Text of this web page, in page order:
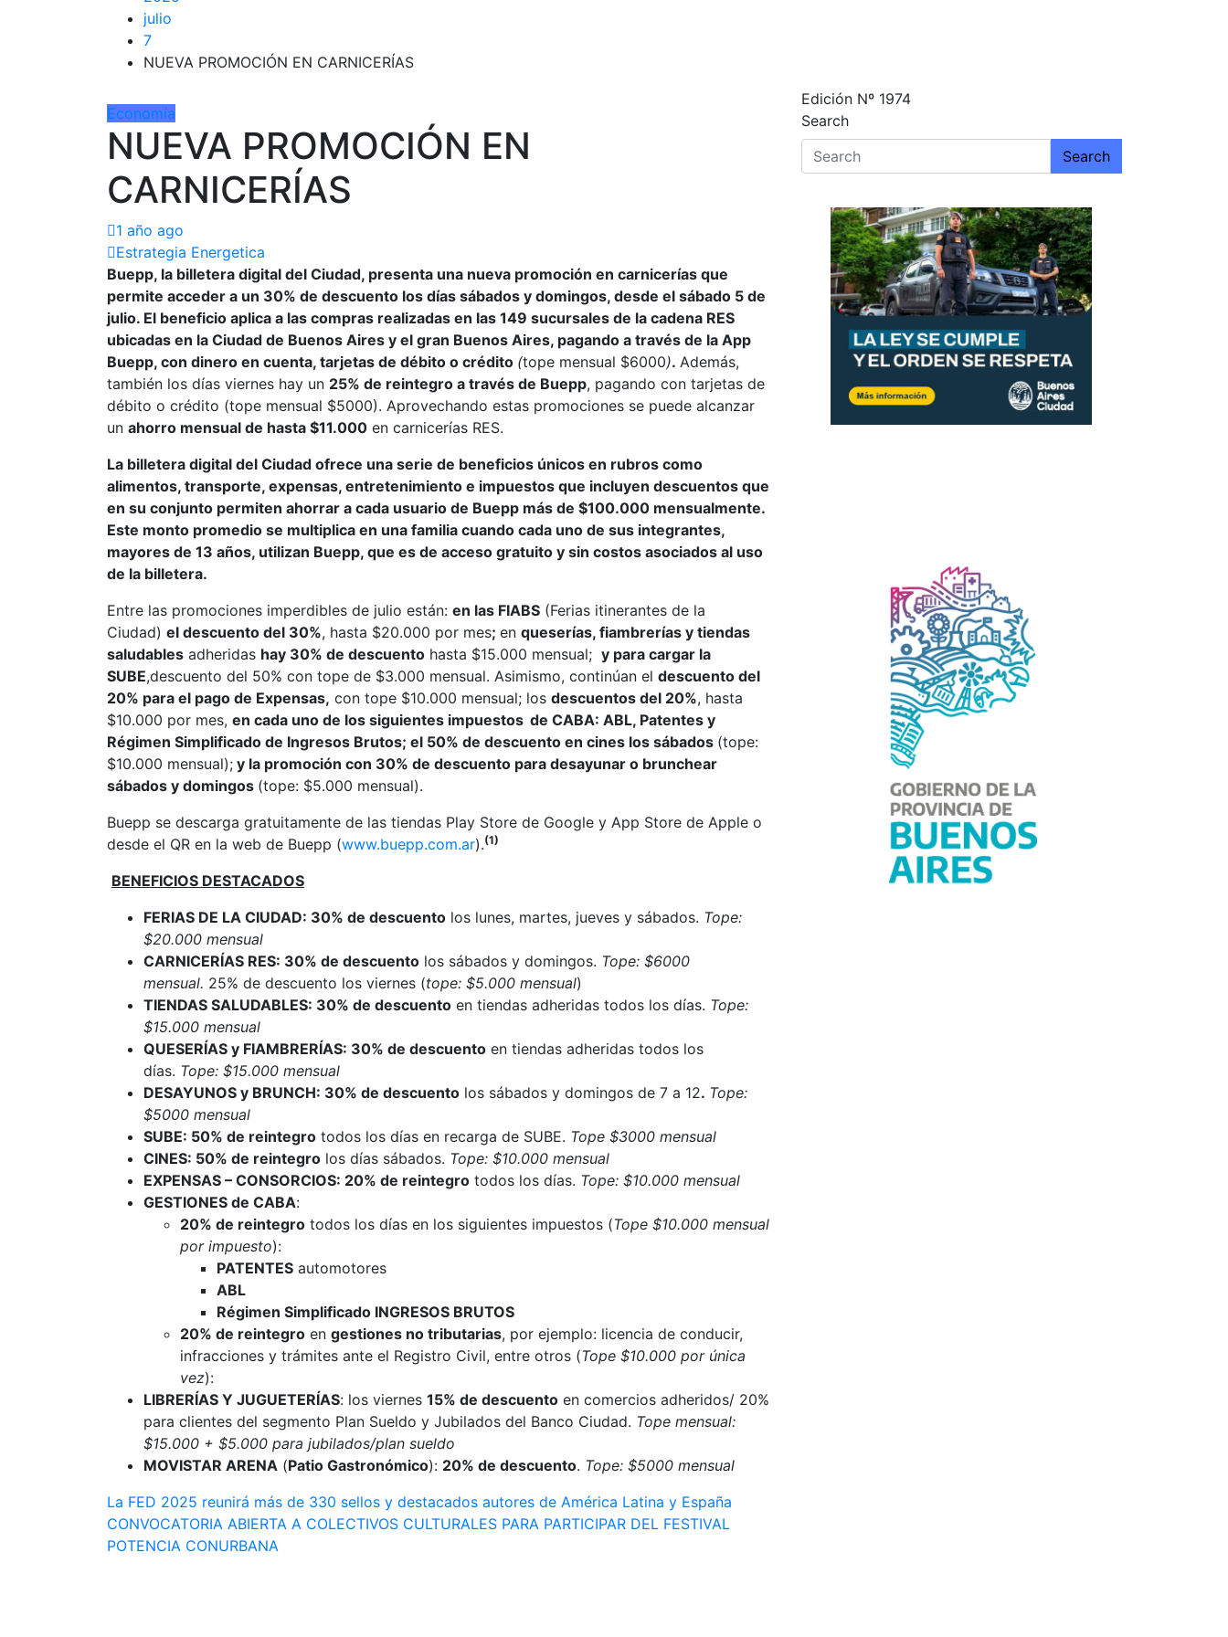
julio
7
NUEVA PROMOCIÓN EN CARNICERÍAS
Economía
NUEVA PROMOCIÓN EN
CARNICERÍAS
1 año ago
Estrategia Energetica
Buepp, la billetera digital del Ciudad, presenta una nueva promoción en carnicerías que
permite acceder a un 30% de descuento los días sábados y domingos, desde el sábado 5 de
julio. El beneficio aplica a las compras realizadas en las 149 sucursales de la cadena RES
ubicadas en la Ciudad de Buenos Aires y el gran Buenos Aires, pagando a través de la App
Buepp, con dinero en cuenta, tarjetas de débito o crédito (tope mensual $6000). Además,
también los días viernes hay un 25% de reintegro a través de Buepp, pagando con tarjetas de
débito o crédito (tope mensual $5000). Aprovechando estas promociones se puede alcanzar
un ahorro mensual de hasta $11.000 en carnicerías RES.
La billetera digital del Ciudad ofrece una serie de beneficios únicos en rubros como
alimentos, transporte, expensas, entretenimiento e impuestos que incluyen descuentos que
en su conjunto permiten ahorrar a cada usuario de Buepp más de $100.000 mensualmente.
Este monto promedio se multiplica en una familia cuando cada uno de sus integrantes,
mayores de 13 años, utilizan Buepp, que es de acceso gratuito y sin costos asociados al uso
de la billetera.
Entre las promociones imperdibles de julio están: en las FIABS (Ferias itinerantes de la
Ciudad) el descuento del 30%, hasta $20.000 por mes; en queserías, fiambrerías y tiendas
saludables adheridas hay 30% de descuento hasta $15.000 mensual; y para cargar la
SUBE,descuento del 50% con tope de $3.000 mensual. Asimismo, continúan el descuento del
20% para el pago de Expensas, con tope $10.000 mensual; los descuentos del 20%, hasta
$10.000 por mes, en cada uno de los siguientes impuestos de CABA: ABL, Patentes y
Régimen Simplificado de Ingresos Brutos; el 50% de descuento en cines los sábados (tope:
$10.000 mensual); y la promoción con 30% de descuento para desayunar o brunchear
sábados y domingos (tope: $5.000 mensual).
Buepp se descarga gratuitamente de las tiendas Play Store de Google y App Store de Apple o
desde el QR en la web de Buepp (www.buepp.com.ar).(1)
BENEFICIOS DESTACADOS
FERIAS DE LA CIUDAD: 30% de descuento los lunes, martes, jueves y sábados. Tope:
$20.000 mensual
CARNICERÍAS RES: 30% de descuento los sábados y domingos. Tope: $6000
mensual. 25% de descuento los viernes (tope: $5.000 mensual)
TIENDAS SALUDABLES: 30% de descuento en tiendas adheridas todos los días. Tope:
$15.000 mensual
QUESERÍAS y FIAMBRERÍAS: 30% de descuento en tiendas adheridas todos los
días. Tope: $15.000 mensual
DESAYUNOS y BRUNCH: 30% de descuento los sábados y domingos de 7 a 12. Tope:
$5000 mensual
SUBE: 50% de reintegro todos los días en recarga de SUBE. Tope $3000 mensual
CINES: 50% de reintegro los días sábados. Tope: $10.000 mensual
EXPENSAS – CONSORCIOS: 20% de reintegro todos los días. Tope: $10.000 mensual
GESTIONES de CABA:
20% de reintegro todos los días en los siguientes impuestos (Tope $10.000 mensual
por impuesto):
PATENTES automotores
ABL
Régimen Simplificado INGRESOS BRUTOS
20% de reintegro en gestiones no tributarias, por ejemplo: licencia de conducir,
infracciones y trámites ante el Registro Civil, entre otros (Tope $10.000 por única
vez):
LIBRERÍAS Y JUGUETERÍAS: los viernes 15% de descuento en comercios adheridos/ 20%
para clientes del segmento Plan Sueldo y Jubilados del Banco Ciudad. Tope mensual:
$15.000 + $5.000 para jubilados/plan sueldo
MOVISTAR ARENA (Patio Gastronómico): 20% de descuento. Tope: $5000 mensual
Navegación
de
La FED 2025 reunirá más de 330 sellos y destacados autores de América Latina y España
CONVOCATORIA ABIERTA A COLECTIVOS CULTURALES PARA PARTICIPAR DEL FESTIVAL
POTENCIA CONURBANA
Edición Nº 1974
Search
Search